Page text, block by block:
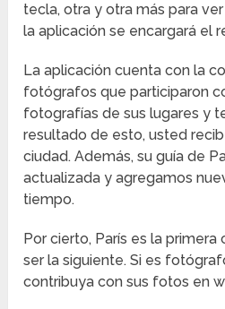
tecla, otra y otra más para
la aplicación se encargará el
La aplicación cuenta con la
fotógrafos que participaron
fotografías de sus lugares y
resultado de esto, usted
ciudad. Además, su guía de
actualizada y agregamos
tiempo.
Por cierto, París es la
ser la siguiente. Si es
contribuya con sus fotos en